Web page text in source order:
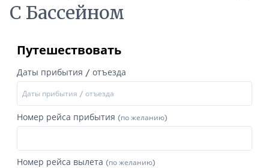
С Бассейном
Путешествовать
Даты прибытия / отъезда
Номер рейса прибытия (по желанию)
Номер рейса вылета (по желанию)